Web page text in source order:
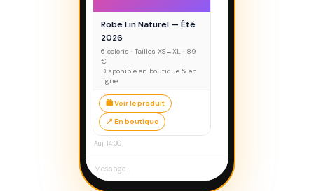
Robe Lin Naturel — Été
2026
6 coloris · Tailles XS→XL · 89
€
Disponible en boutique & en
ligne
🛍️ Voir le produit
📍 En boutique
Auj. 14:30